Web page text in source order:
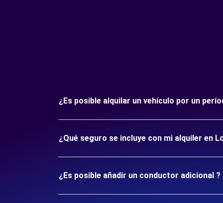
¿Es posible alquilar un vehículo por un
¿Qué seguro se incluye con mi alquiler en
¿Es posible añadir un conductor adicional ?